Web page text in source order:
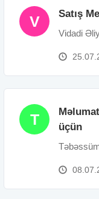
V Satış
Vidadi
T
üçün